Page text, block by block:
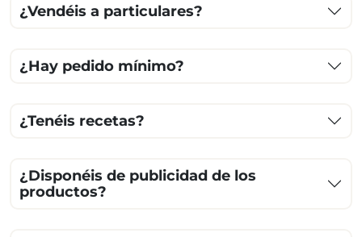
¿Vendéis a particulares?
¿Hay pedido mínimo?
¿Tenéis recetas?
¿Disponéis de publicidad de los
productos?